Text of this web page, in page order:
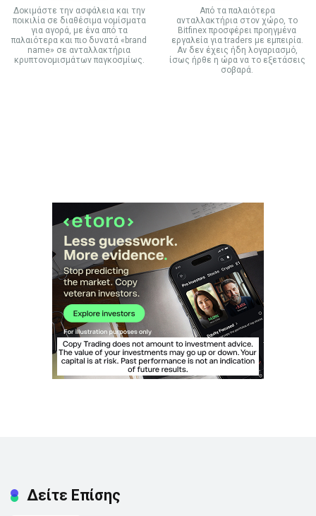
Δοκιμάστε την ασφάλεια και την
ποικιλία σε διαθέσιμα νομίσματα
για αγορά, με ένα από τα
παλαιότερα και πιο δυνατά «brand
name» σε ανταλλακτήρια
κρυπτονομισμάτων παγκοσμίως.
Από τα παλαιότερα
ανταλλακτήρια στον χώρο, το
Bitfinex προσφέρει προηγμένα
εργαλεία για traders με εμπειρία.
Αν δεν έχεις ήδη λογαριασμό,
ίσως ήρθε η ώρα να το εξετάσεις
σοβαρά.
Δείτε Επίσης